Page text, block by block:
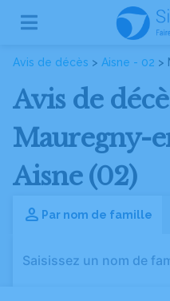
Avis de décès > Aisne - 02 >
Avis de
Mauregny-
Aisne (02)
Par nom de famille